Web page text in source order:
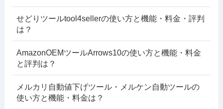
せどりツールtool4sellerの使い方と機能・料金・評判
は？
AmazonOEMツールArrows10の使い方と機能・料金
と評判は？
メルカリ自動値下げツール・メルケン自動ツールの
使い方と機能・料金は？